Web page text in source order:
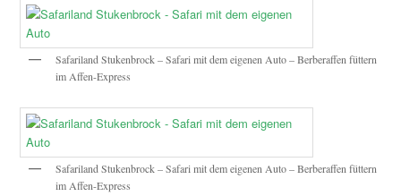
Safariland Stukenbrock – Safari mit dem eigenen Auto – Berberaffen füttern
im Affen-Express
Safariland Stukenbrock – Safari mit dem eigenen Auto – Berberaffen füttern
im Affen-Express